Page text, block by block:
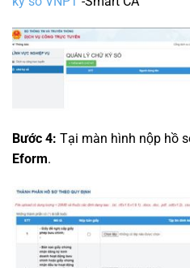
Bước 4: Tại màn hình nộp hồ
Eform.